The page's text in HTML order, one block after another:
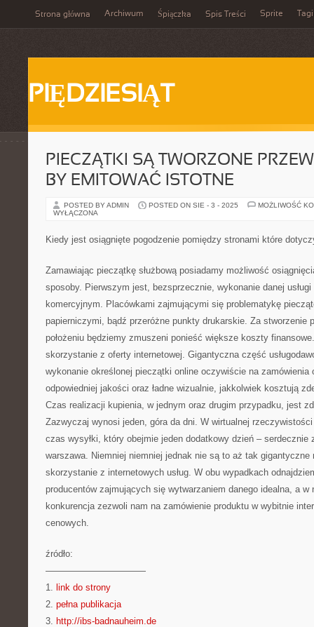
Strona główna Archiwum Śpiączka Spis Treści Sprite Tagi
PIĘDZIESIĄT
PIECZĄTKI SĄ TWORZONE
BY EMITOWAĆ ISTOTNE
POSTED BY ADMIN POSTED ON SIE - 3 - 2025
MOŻLIWOŚĆ
WYŁĄCZONA
Kiedy jest osiągnięte pogodzenie pomiędzy stronami które
Zamawiając pieczątkę służbową posiadamy możliwość
sposoby. Pierwszym jest, bezsprzecznie, wykonanie danej
komercyjnym. Placówkami zajmującymi się problematykę
papierniczymi, bądź przeróżne punkty drukarskie. Za stworzenie
położeniu będziemy zmuszeni ponieść większe koszty
skorzystanie z oferty internetowej. Gigantyczna część
wykonanie określonej pieczątki online oczywiście na zamówienia
odpowiedniej jakości oraz ładne wizualnie, jakkolwiek kosztują
Czas realizacji kupienia, w jednym oraz drugim przypadku, jest
Zazwyczaj wynosi jeden, góra da dni. W wirtualnej
czas wysyłki, który obejmie jeden dodatkowy dzień – serdecznie
warszawa. Niemniej niemniej jednak nie są to aż tak gigantyczne
skorzystanie z internetowych usług. W obu wypadkach
producentów zajmujących się wytwarzaniem danego idealna, a
konkurencja zezwoli nam na zamówienie produktu w wybitnie
cenowych.
źródło:
———————————
1. link do strony
2. pełna publikacja
3. http://ibs-badnauheim.de